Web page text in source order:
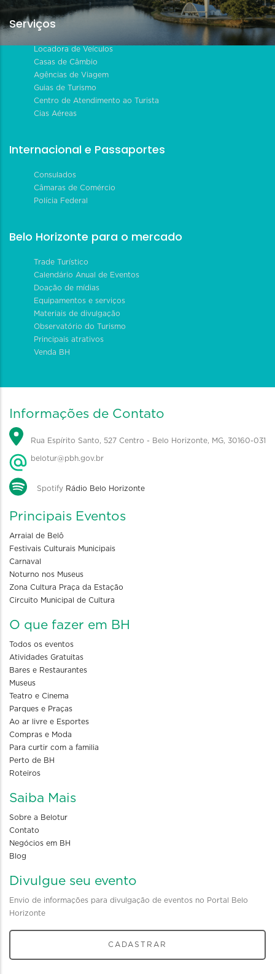
Serviços
Locadora de Veículos
Casas de Câmbio
Agências de Viagem
Guias de Turismo
Centro de Atendimento ao Turista
Cias Aéreas
Internacional e Passaportes
Consulados
Câmaras de Comércio
Polícia Federal
Belo Horizonte para o mercado
Trade Turístico
Calendário Anual de Eventos
Doação de mídias
Equipamentos e serviços
Materiais de divulgação
Observatório do Turismo
Principais atrativos
Venda BH
Informações de Contato
Rua Espírito Santo, 527 Centro - Belo Horizonte, MG, 30160-031
belotur@pbh.gov.br
Spotify Rádio Belo Horizonte
Principais Eventos
Arraial de Belô
Festivais Culturais Municipais
Carnaval
Noturno nos Museus
Zona Cultura Praça da Estação
Circuito Municipal de Cultura
O que fazer em BH
Todos os eventos
Atividades Gratuitas
Bares e Restaurantes
Museus
Teatro e Cinema
Parques e Praças
Ao ar livre e Esportes
Compras e Moda
Para curtir com a familia
Perto de BH
Roteiros
Saiba Mais
Sobre a Belotur
Contato
Negócios em BH
Blog
Divulgue seu evento
Envio de informações para divulgação de eventos no Portal Belo
Horizonte
CADASTRAR